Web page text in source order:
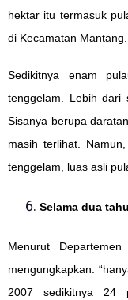
hektar itu termasuk
di Kecamatan Mantang.
Sedikitnya enam
tenggelam. Lebih dari
Sisanya berupa
masih terlihat.
tenggelam, luas asli
Selama dua
Menurut
mengungkapkan:
2007 sedikitnya 24